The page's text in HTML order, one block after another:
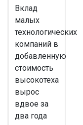
Вклад
малых
технологических
компаний в
добавленную
стоимость
высокотеха
вырос
вдвое за
два года